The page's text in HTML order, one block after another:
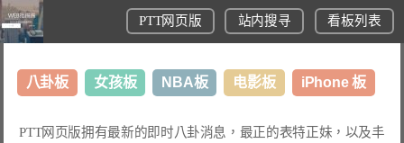
PTT网页版 站内搜寻 看板列表
八卦板 女孩板 NBA板 电影板 iPhone 板
PTT网页版拥有最新的即时八卦消息，最正的表特正妹，以及丰